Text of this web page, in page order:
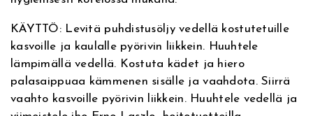
:
3
8
0
€
.
s
i
n
g
e
t
KÄYTTÖ: Levitä puhdistusöljy vedellä kostutetuille
kasvoille ja kaulalle pyörivin liikkein. Huuhtele
lämpimällä vedellä. Kostuta kädet ja hiero
palasaippuaa kämmenen sisälle ja vaahdota. Siirrä
vaahto kasvoille pyörivin liikkein. Huuhtele vedellä ja